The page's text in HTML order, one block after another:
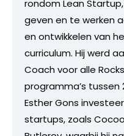
rondom Lean
geven en te werken
en ontwikkelen van
curriculum. Hij werd
Coach voor alle
programma’s tussen
Esther Gons
startups, zoals